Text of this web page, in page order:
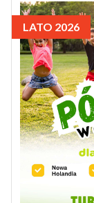
LATO 2026